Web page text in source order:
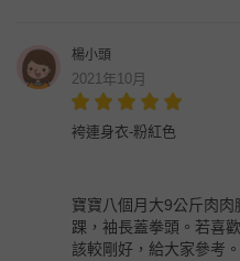
楊小頭
2021年10月
袴連身衣-粉紅色
寶寶八個月大9公斤肉
踝，袖長蓋拳頭。若喜
該較剛好，給大家參考